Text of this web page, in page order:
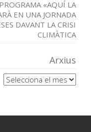
«AQUÍ LA
EN UNA JORNADA
DAVANT LA CRISI
CLIMÀTICA
Arxius
Arxius